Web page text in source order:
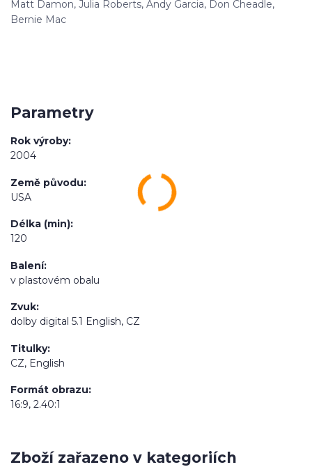
Matt Damon, Julia Roberts, Andy Garcia, Don Cheadle,
Bernie Mac
Parametry
Rok výroby
2004
Země původu
USA
Délka (min)
120
Balení
v plastovém obalu
Zvuk
dolby digital 5.1 English, CZ
Titulky
CZ, English
Formát obrazu
16:9, 2.40:1
Zboží zařazeno v kategoriích